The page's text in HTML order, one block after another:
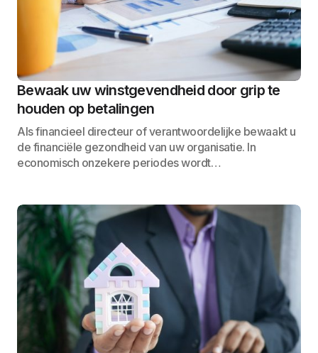
Bewaak uw winstgevendheid door grip te
houden op betalingen
Als financieel directeur of verantwoordelijke bewaakt u
de financiële gezondheid van uw organisatie. In
economisch onzekere periodes wordt…